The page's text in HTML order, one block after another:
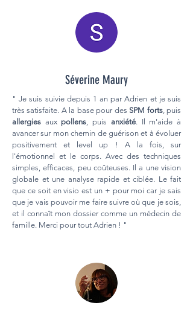
Séverine Maury
" Je suis suivie depuis 1 an par Adrien et je suis
très satisfaite. A la base pour desSPM forts, puis
allergies auxpollens, puis anxiété. Il m'aide à
avancer sur mon chemin de guérison et à évoluer
positivement et level up ! A la fois, sur
l'émotionnel et le corps. Avec des techniques
simples, efficaces, peu coûteuses. Il a une vision
globale et une analyse rapide et ciblée. Le fait
que ce soit en visio est un + pour moi car je sais
que je vais pouvoir me faire suivre où que je sois,
et il connaît mon dossier comme un médecin de
famille. Merci pour tout Adrien ! "